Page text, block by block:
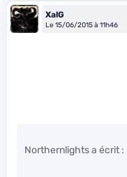
XalG
Le 15/06/2015 à 11h46
Northernlights a écrit :